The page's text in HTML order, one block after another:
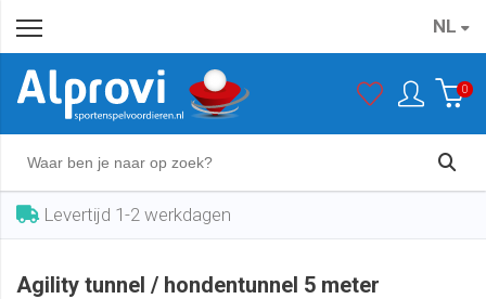
NL
0
Levertijd 1-2 werkdagen
Agility tunnel / hondentunnel 5 meter
€ 270,00